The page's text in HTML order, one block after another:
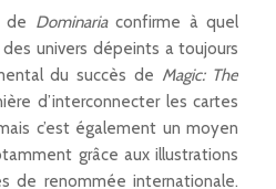
de Dominariaconfirme à quel
univers dépeints a toujours
du succès de Magic: The
d’interconnecter les cartes
c’est également un moyen
grâce aux illustrations
de renommée internationale.